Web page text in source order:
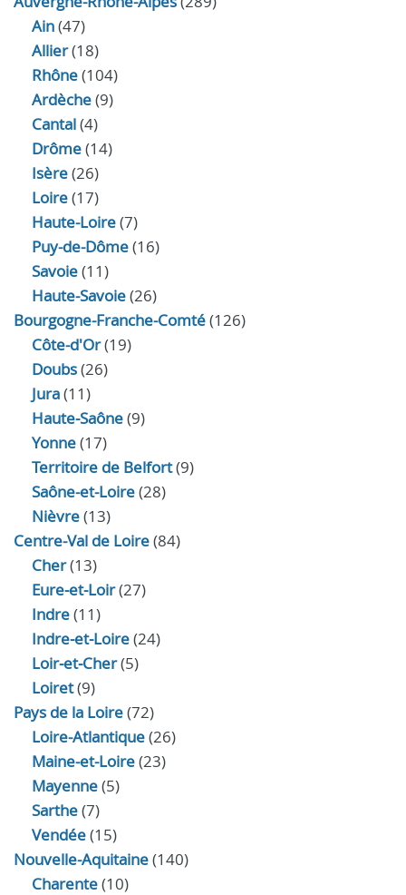
Ain(47)
Allier(18)
Rhône(104)
Ardèche(9)
Cantal(4)
Drôme(14)
Isère(26)
Loire(17)
Haute-Loire(7)
Puy-de-Dôme(16)
Savoie(11)
Haute-Savoie(26)
Bourgogne-Franche-Comté(126)
Côte-d'Or(19)
Doubs(26)
Jura(11)
Haute‑Saône(9)
Yonne(17)
Territoire de Belfort(9)
Saône-et-Loire(28)
Nièvre(13)
Centre-Val de Loire(84)
Cher(13)
Eure‑et‑Loir(27)
Indre(11)
Indre‑et‑Loire(24)
Loir‑et‑Cher(5)
Loiret(9)
Pays de la Loire(72)
Loire-Atlantique(26)
Maine-et-Loire(23)
Mayenne(5)
Sarthe(7)
Vendée(15)
Nouvelle-Aquitaine(140)
Charente(10)